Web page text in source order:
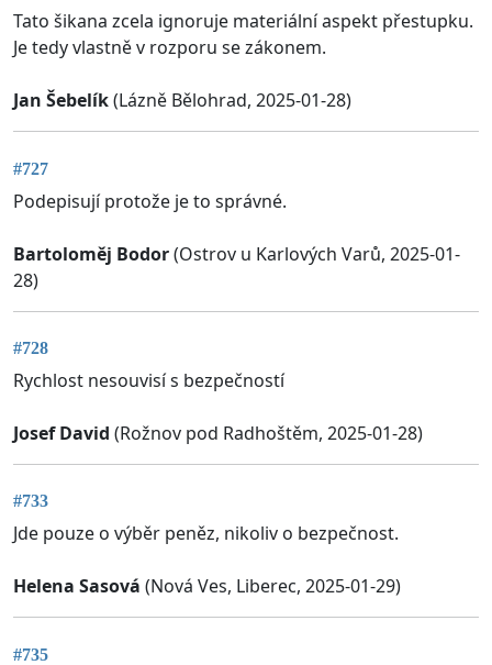
Tato šikana zcela ignoruje materiální aspekt přestupku.
Je tedy vlastně v rozporu se zákonem.
Jan Šebelík(Lázně Bělohrad, 2025-01-28)
#727
Podepisují protože je to správné.
Bartoloměj Bodor(Ostrov u Karlových Varů, 2025-01-
28)
#728
Rychlost nesouvisí s bezpečností
Josef David (Rožnov pod Radhoštěm, 2025-01-28)
#733
Jde pouze o výběr peněz, nikoliv o bezpečnost.
Helena Sasová (Nová Ves, Liberec, 2025-01-29)
#735